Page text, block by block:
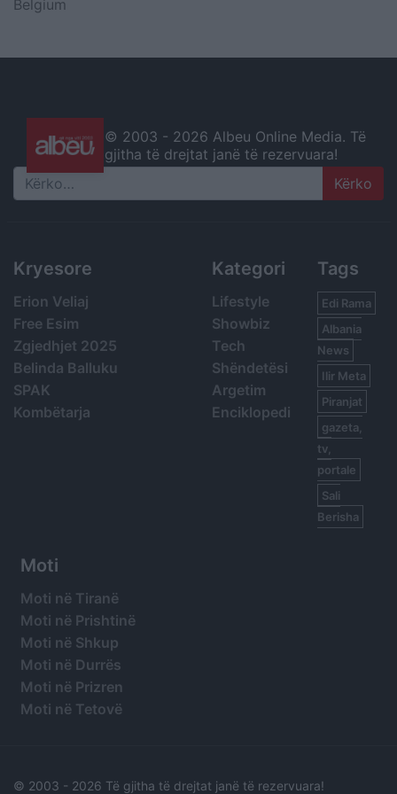
Belgium
© 2003 - 2026 Albeu Online Media. Të
gjitha të drejtat janë të rezervuara!
Search
Kryesore
Erion Veliaj
Free Esim
Zgjedhjet 2025
Belinda Balluku
SPAK
Kombëtarja
Kategori
Lifestyle
Showbiz
Tech
Shëndetësi
Argetim
Enciklopedi
Tags
Edi Rama
Albania
News
Ilir Meta
Piranjat
gazeta,
tv,
portale
Sali
Berisha
Moti
Moti në Tiranë
Moti në Prishtinë
Moti në Shkup
Moti në Durrës
Moti në Prizren
Moti në Tetovë
© 2003 - 2026 Të gjitha të drejtat janë të rezervuara!